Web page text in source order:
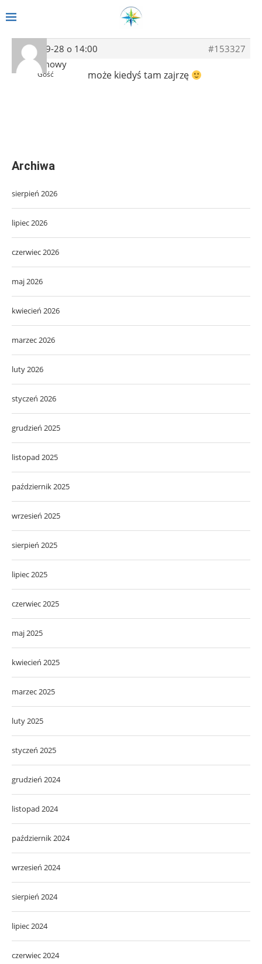
2018-09-28 o 14:00
#153327
Anonimowy
Gość może kiedyś tam zajrzę
Archiwa
sierpień 2026
lipiec 2026
czerwiec 2026
maj 2026
kwiecień 2026
marzec 2026
luty 2026
styczeń 2026
grudzień 2025
listopad 2025
październik 2025
wrzesień 2025
sierpień 2025
lipiec 2025
czerwiec 2025
maj 2025
kwiecień 2025
marzec 2025
luty 2025
styczeń 2025
grudzień 2024
listopad 2024
październik 2024
wrzesień 2024
sierpień 2024
lipiec 2024
czerwiec 2024